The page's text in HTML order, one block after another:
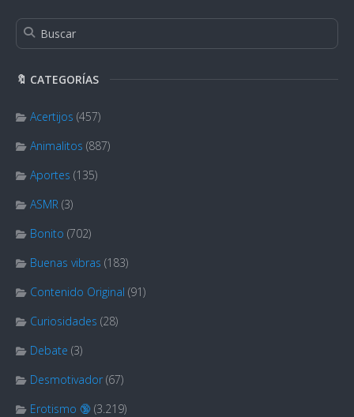
🔖 CATEGORÍAS
Acertijos (457)
Animalitos (887)
Aportes (135)
ASMR (3)
Bonito (702)
Buenas vibras (183)
Contenido Original (91)
Curiosidades (28)
Debate (3)
Desmotivador (67)
Erotismo 🔞 (3.219)